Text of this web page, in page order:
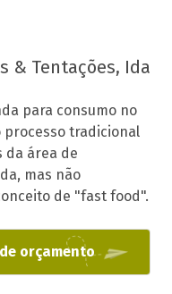
& Tentações, Ida
para consumo no
processo tradicional
da área de
mas não
de "fast food".
orçamento